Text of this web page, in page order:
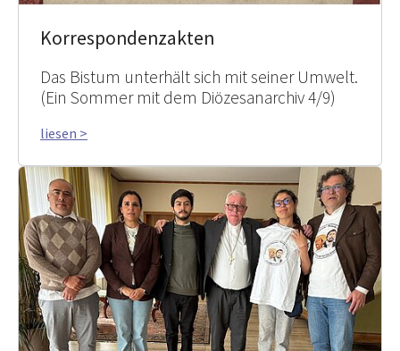
Korrespondenzakten
Das Bistum unterhält sich mit seiner Umwelt.
(Ein Sommer mit dem Diözesanarchiv 4/9)
liesen >